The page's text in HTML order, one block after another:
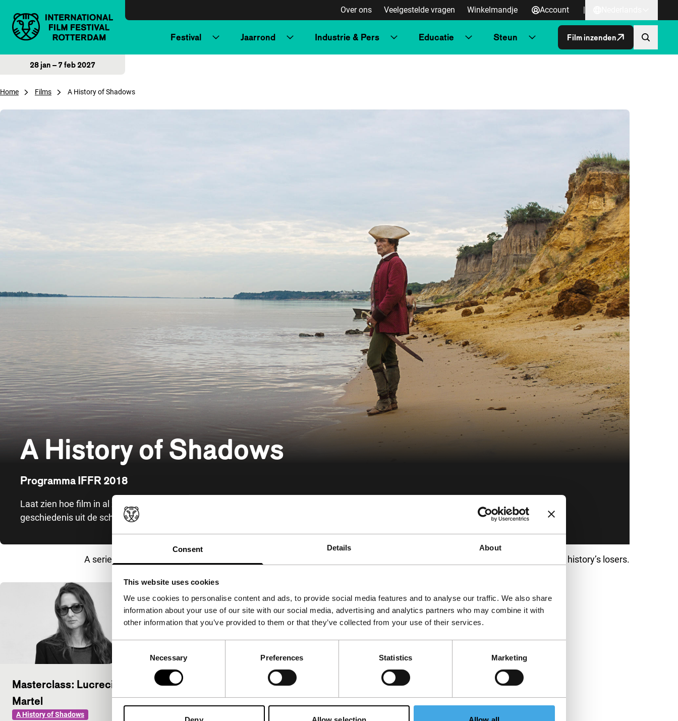
Consent Details About
This website uses cookies
We use cookies to personalise content and ads, to provide social media features and to analyse our traffic. We also share
information about your use of our site with our social media, advertising and analytics partners who may combine it with
other information that you’ve provided to them or that they’ve collected from your use of their services.
Consent
Necessary Preferences Statistics Marketing
Over ons Veelgestelde vragen Winkelmandje Account |
Festival Jaarrond Industrie & Pers Educatie Steun Film inzenden
28 jan – 7 feb 2027
Home Films A History of Shadows
A History of Shadows
Programma IFFR 2018
Laat zien hoe film in al zijn verschillende vormen bij uitstek geschikt is om de verliezers van de
geschiedenis uit de schaduw te halen.
A series of films that shows the diverse and contemporary ways in which cinema revisits and re-evaluates the position of history’s losers.
Overzicht van films
Masterclass: Lucrecia
Martel
A History of Shadows
Big Talk: Armando
Iannucci